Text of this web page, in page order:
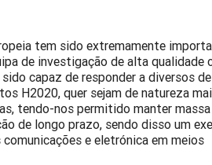
tem sido extremamente
de investigação de alta qualidade
capaz de responder a diversos
H2020, quer sejam de natureza
tendo-nos permitido manter
de longo prazo, sendo disso um
e eletrónica em meios